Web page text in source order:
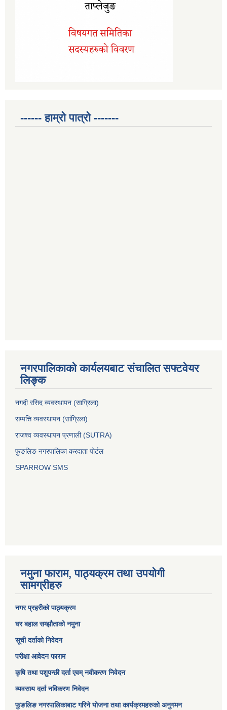
------ हाम्रो पात्रो -------
नगरपालिकाको कार्यलयबाट संचालित सफ्टवेयर
लिङ्क
नगदी रसिद व्यवस्थापन (साग्रिला)
सम्पत्ति व्यवस्थापन (सांग्रिला)
राजश्व व्यवस्थापन प्रणाली (SUTRA)
फुङलिङ नगरपालिका करदाता पोर्टल
SPARROW SMS
नमुना फाराम, पाठ्यक्रम तथा उपयोगी
सामग्रीहरु
नगर प्रहरीको पाठ्यक्रम
घर बहाल सम्झौताको नमुना
सूची दर्ताको निवेदन
परीक्षा आवेदन फाराम
कृषि तथा पशुपन्छी दर्ता एवम् नवीकरण निवेदन
व्यवसाय दर्ता नविकरण निवेदन
फुङलिङ नगरपालिकाबाट गरिने योजना तथा कार्यक्रमहरुको अनुगमन